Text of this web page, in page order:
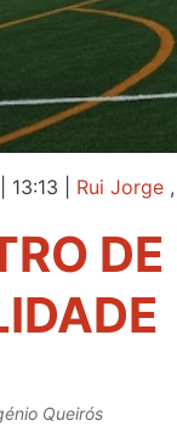
13:13 Rui Jorge ,
Queirós